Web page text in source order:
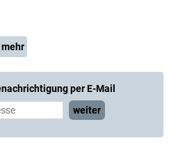
mehr
per E-Mail
weiter